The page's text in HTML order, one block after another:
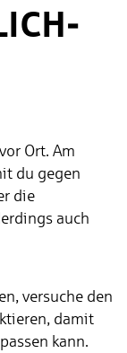
Ort. Am
du gegen
die
auch
versuche den
damit
kann.